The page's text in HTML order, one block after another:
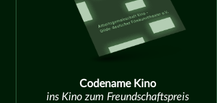
Codename Kino
ins Kino zum Freundschaftspreis